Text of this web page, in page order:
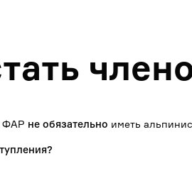
ФАР не обязательно иметь